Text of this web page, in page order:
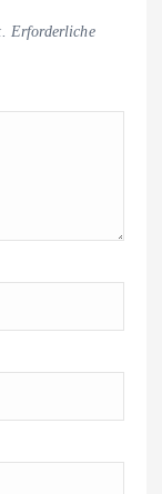
Erforderliche